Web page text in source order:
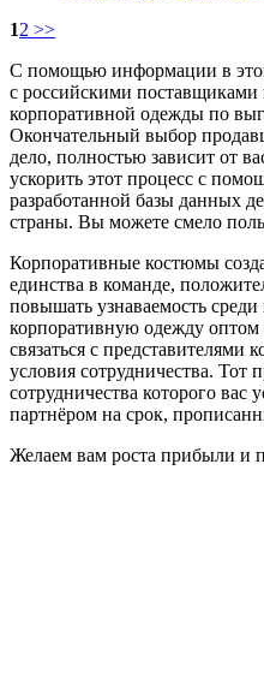
12 >>
С помощью информации в
с российскими поставщиками
корпоративной одежды по
Окончательный выбор
дело, полностью зависит от
ускорить этот процесс с
разработанной базы данных
страны. Вы можете смело
Корпоративные костюмы
единства в команде,
повышать узнаваемость среди
корпоративную одежду
связаться с представителями
условия сотрудничества. Тот
сотрудничества которого вас
партнёром на срок,
Желаем вам роста прибыли и